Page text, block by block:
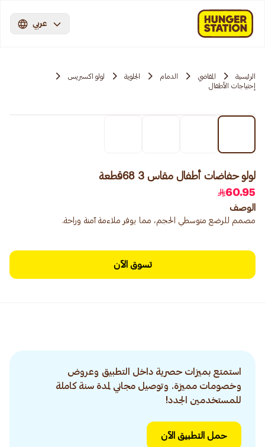
عربي
الرئيسية المقاضي الدمام الجلوية
لولو اكسبريس
إحتياجات الأطفال
لولو حفاضات أطفال مقاس 3 68قطعة
60.95
الوصف
مصمم للرضع متوسطي الحجم، مما يوفر ملاءمة آمنة وراحة.
تسوق الآن
استمتع بميزات حصرية داخل التطبيق وعروض
وخصومات مميزة. وتوصيل مجاني لمدة سنة كاملة
للمستخدمين الجدد!
حمل التطبيق الآن